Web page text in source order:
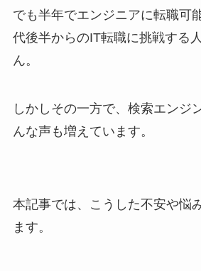
でも半年でエンジニアに転職可
代後半からのIT転職に挑戦する
ん。
しかしその一方で、検索エンジ
んな声も増えています。
本記事では、こうした不安や悩
ます。